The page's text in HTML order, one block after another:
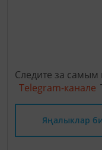
Следите за
Telegram-канале
Яңалыклар